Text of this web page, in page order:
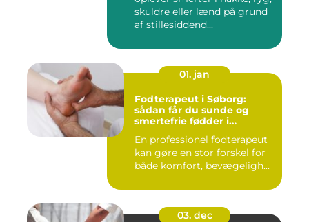
skuldre eller lænd på grund
af stillesiddend...
01. jan
Fodterapeut i Søborg:
sådan får du sunde og
smertefrie fødder i
En professionel fodterapeut
kan gøre en stor forskel for
både komfort, bevægeligh...
03. dec